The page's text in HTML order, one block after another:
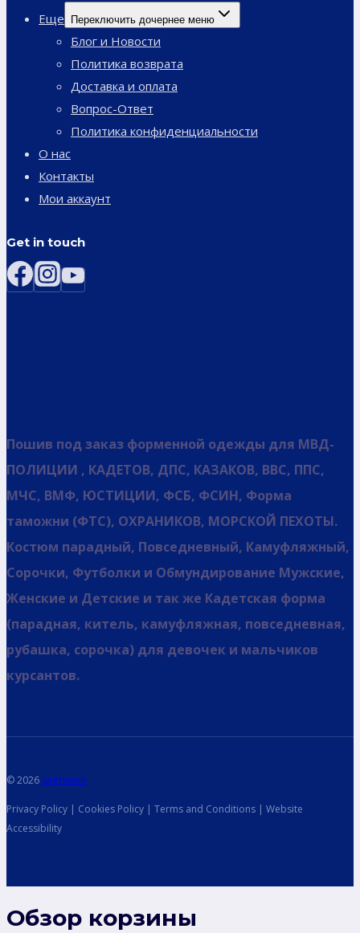
Еще
Переключить дочернее меню
Блог и Новости
Политика возврата
Доставка и оплата
Вопрос-Ответ
Политика конфиденциальности
О нас
Контакты
Мои аккаунт
Get in touch
Пошив под заказ форменной одежды для МВД-
ПОЛИЦИИ , КАДЕТОВ, ДПС, КАЗАКОВ, ВВС, ППС,
МЧС, ВМФ, ЮСТИЦИИ, ФСБ, ФСИН, Форма
таможни (ФТС), ОХРАНИКОВ, МОРСКОЙ ПЕХОТЫ.
Костюм парадный, Повседневный, Камуфляжный,
Сорочки, Футболки и Обмундирование Мужские,
Женские и Детские и так же Кадетская форма
(парадная, китель, камуфляжная, повседневная,
рубашка, сорочка) для девочек и мальчиков
курсантов.
© 2026 spetsvoin
Privacy Policy | Cookies Policy | Terms and Conditions | Website
Accessibility
Обзор корзины